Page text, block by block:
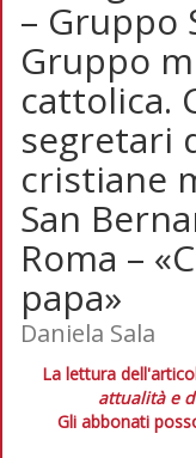
– Gruppo
Gruppo
cattolica.
segretari
cristiane
San
Roma –
papa»
Daniela Sala
La lettura
attualità e
Gli abbonati